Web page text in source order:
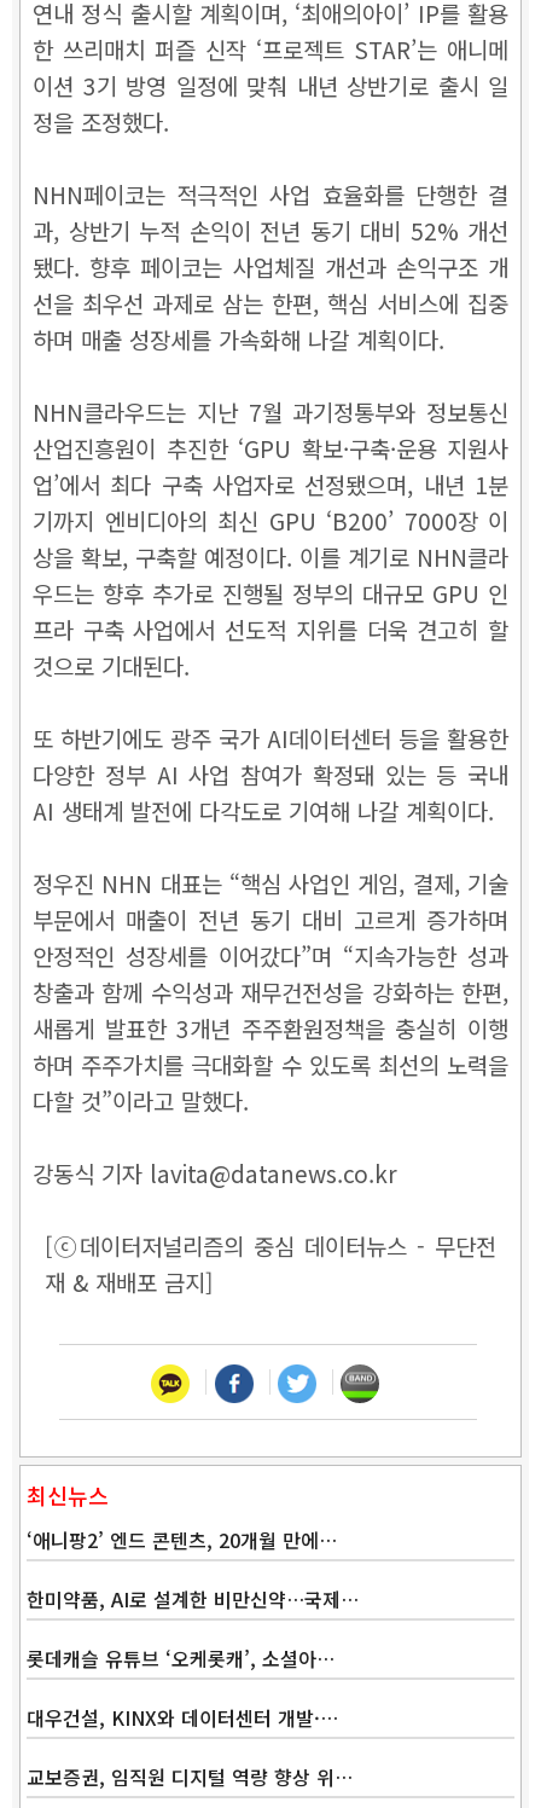
연내 정식 출시할 계획이며, ‘최애의아이’ IP를 활용
한 쓰리매치 퍼즐 신작 ‘프로젝트 STAR’는 애니메
이션 3기 방영 일정에 맞춰 내년 상반기로 출시 일
정을 조정했다.
NHN페이코는 적극적인 사업 효율화를 단행한 결
과, 상반기 누적 손익이 전년 동기 대비 52% 개선
됐다. 향후 페이코는 사업체질 개선과 손익구조 개
선을 최우선 과제로 삼는 한편, 핵심 서비스에 집중
하며 매출 성장세를 가속화해 나갈 계획이다.
NHN클라우드는 지난 7월 과기정통부와 정보통신
산업진흥원이 추진한 ‘GPU 확보·구축·운용 지원사
업’에서 최다 구축 사업자로 선정됐으며, 내년 1분
기까지 엔비디아의 최신 GPU ‘B200’ 7000장 이
상을 확보, 구축할 예정이다. 이를 계기로 NHN클라
우드는 향후 추가로 진행될 정부의 대규모 GPU 인
프라 구축 사업에서 선도적 지위를 더욱 견고히 할
것으로 기대된다.
또 하반기에도 광주 국가 AI데이터센터 등을 활용한
다양한 정부 AI 사업 참여가 확정돼 있는 등 국내
AI 생태계 발전에 다각도로 기여해 나갈 계획이다.
정우진 NHN 대표는 “핵심 사업인 게임, 결제, 기술
부문에서 매출이 전년 동기 대비 고르게 증가하며
안정적인 성장세를 이어갔다”며 “지속가능한 성과
창출과 함께 수익성과 재무건전성을 강화하는 한편,
새롭게 발표한 3개년 주주환원정책을 충실히 이행
하며 주주가치를 극대화할 수 있도록 최선의 노력을
다할 것”이라고 말했다.
강동식 기자 lavita@datanews.co.kr
[ⓒ데이터저널리즘의 중심 데이터뉴스 - 무단전
재 & 재배포 금지]
최신뉴스
‘애니팡2’ 엔드 콘텐츠, 20개월 만에…
한미약품, AI로 설계한 비만신약…국제…
롯데캐슬 유튜브 ‘오케롯캐’, 소셜아…
대우건설, KINX와 데이터센터 개발·…
교보증권, 임직원 디지털 역량 향상 위…